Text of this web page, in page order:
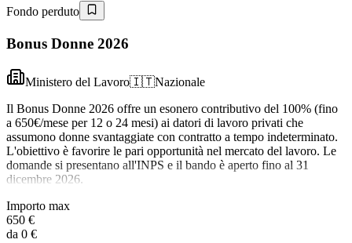
Fondo perduto
Bonus Donne 2026
Ministero del Lavoro🇮🇹Nazionale
Il Bonus Donne 2026 offre un esonero contributivo del 100% (fino
a 650€/mese per 12 o 24 mesi) ai datori di lavoro privati che
assumono donne svantaggiate con contratto a tempo indeterminato.
L'obiettivo è favorire le pari opportunità nel mercato del lavoro. Le
domande si presentano all'INPS e il bando è aperto fino al 31
dicembre 2026.
Importo max
650 €
da 0 €